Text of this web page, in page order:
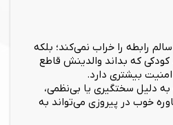
رابطه را خراب نمی‌کند؛ بلکه
که بداند والدینش قاطع
بیشتری دارد.
دلیل سختگیری یا بی‌نظمی،
خوب در پیروزی می‌تواند به